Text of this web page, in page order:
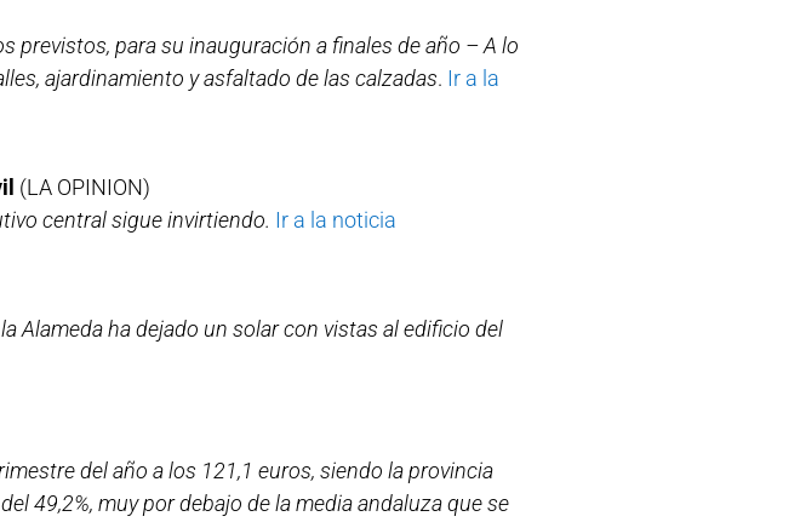
previstos, para su inauguración a finales de año – A lo
ajardinamiento y asfaltado de las calzadas. Ir a la
(LA OPINION)
central sigue invirtiendo. Ir a la noticia
Alameda ha dejado un solar con vistas al edificio del
del año a los 121,1 euros, siendo la provincia
49,2%, muy por debajo de la media andaluza que se